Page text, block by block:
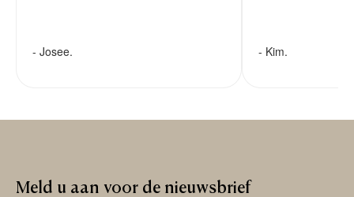
- Josee. - Kim.
Meld u aan voor de nieuwsbrief